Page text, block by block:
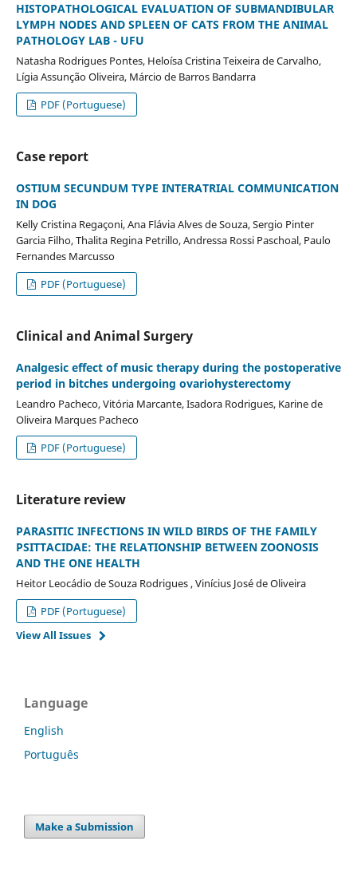
HISTOPATHOLOGICAL EVALUATION OF SUBMANDIBULAR
LYMPH NODES AND SPLEEN OF CATS FROM THE ANIMAL
PATHOLOGY LAB - UFU
Natasha Rodrigues Pontes, Heloísa Cristina Teixeira de Carvalho,
Lígia Assunção Oliveira, Márcio de Barros Bandarra
PDF (Portuguese)
Case report
OSTIUM SECUNDUM TYPE INTERATRIAL COMMUNICATION
IN DOG
Kelly Cristina Regaçoni, Ana Flávia Alves de Souza, Sergio Pinter
Garcia Filho, Thalita Regina Petrillo, Andressa Rossi Paschoal, Paulo
Fernandes Marcusso
PDF (Portuguese)
Clinical and Animal Surgery
Analgesic effect of music therapy during the postoperative
period in bitches undergoing ovariohysterectomy
Leandro Pacheco, Vitória Marcante, Isadora Rodrigues, Karine de
Oliveira Marques Pacheco
PDF (Portuguese)
Literature review
PARASITIC INFECTIONS IN WILD BIRDS OF THE FAMILY
PSITTACIDAE: THE RELATIONSHIP BETWEEN ZOONOSIS
AND THE ONE HEALTH
Heitor Leocádio de Souza Rodrigues , Vinícius José de Oliveira
PDF (Portuguese)
View All Issues
Language
English
Português
Make a Submission